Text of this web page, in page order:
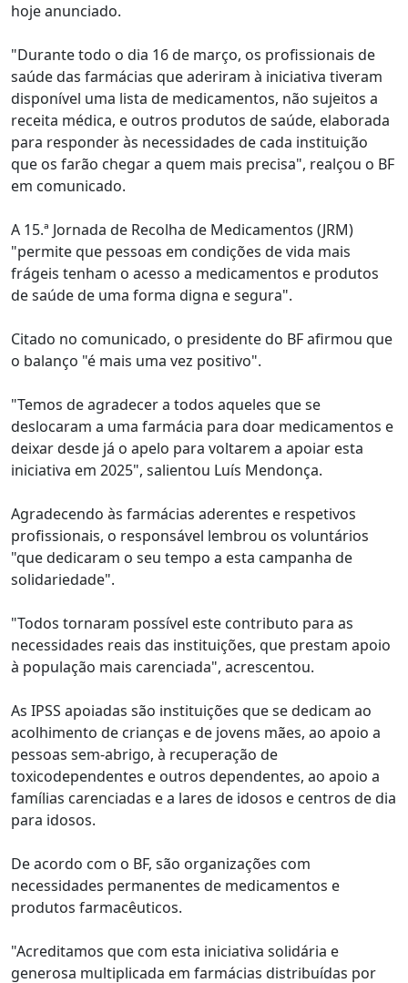
hoje anunciado.
"Durante todo o dia 16 de março, os profissionais de
saúde das farmácias que aderiram à iniciativa tiveram
disponível uma lista de medicamentos, não sujeitos a
receita médica, e outros produtos de saúde, elaborada
para responder às necessidades de cada instituição
que os farão chegar a quem mais precisa", realçou o BF
em comunicado.
A 15.ª Jornada de Recolha de Medicamentos (JRM)
"permite que pessoas em condições de vida mais
frágeis tenham o acesso a medicamentos e produtos
de saúde de uma forma digna e segura".
Citado no comunicado, o presidente do BF afirmou que
o balanço "é mais uma vez positivo".
"Temos de agradecer a todos aqueles que se
deslocaram a uma farmácia para doar medicamentos e
deixar desde já o apelo para voltarem a apoiar esta
iniciativa em 2025", salientou Luís Mendonça.
Agradecendo às farmácias aderentes e respetivos
profissionais, o responsável lembrou os voluntários
"que dedicaram o seu tempo a esta campanha de
solidariedade".
"Todos tornaram possível este contributo para as
necessidades reais das instituições, que prestam apoio
à população mais carenciada", acrescentou.
As IPSS apoiadas são instituições que se dedicam ao
acolhimento de crianças e de jovens mães, ao apoio a
pessoas sem-abrigo, à recuperação de
toxicodependentes e outros dependentes, ao apoio a
famílias carenciadas e a lares de idosos e centros de dia
para idosos.
De acordo com o BF, são organizações com
necessidades permanentes de medicamentos e
produtos farmacêuticos.
"Acreditamos que com esta iniciativa solidária e
generosa multiplicada em farmácias distribuídas por